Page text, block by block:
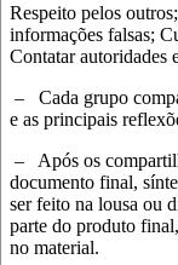
Respeito pelos
informações falsas;
Contatar autoridades
– Cada grupo
e as principais
– Após os
documento final,
ser feito na lousa ou
parte do produto
no material.